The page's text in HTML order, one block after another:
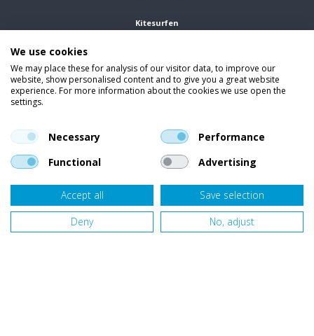
Kitesurfen
Kleding
Vind ons op social media
En blijf op de hoogte van trends, aanbiedingen en kortingsacties.
Onze klanten beoordelen Van Bellen Wind & Snowgemiddeld met een
op basis van453beoordelingen.
We use cookies
We may place these for analysis of our visitor data, to improve our
website, show personalised content and to give you a great website
experience. For more information about the cookies we use open the
settings.
Necessary
Performance
Functional
Advertising
Accept all
Save selection
Deny
No, adjust